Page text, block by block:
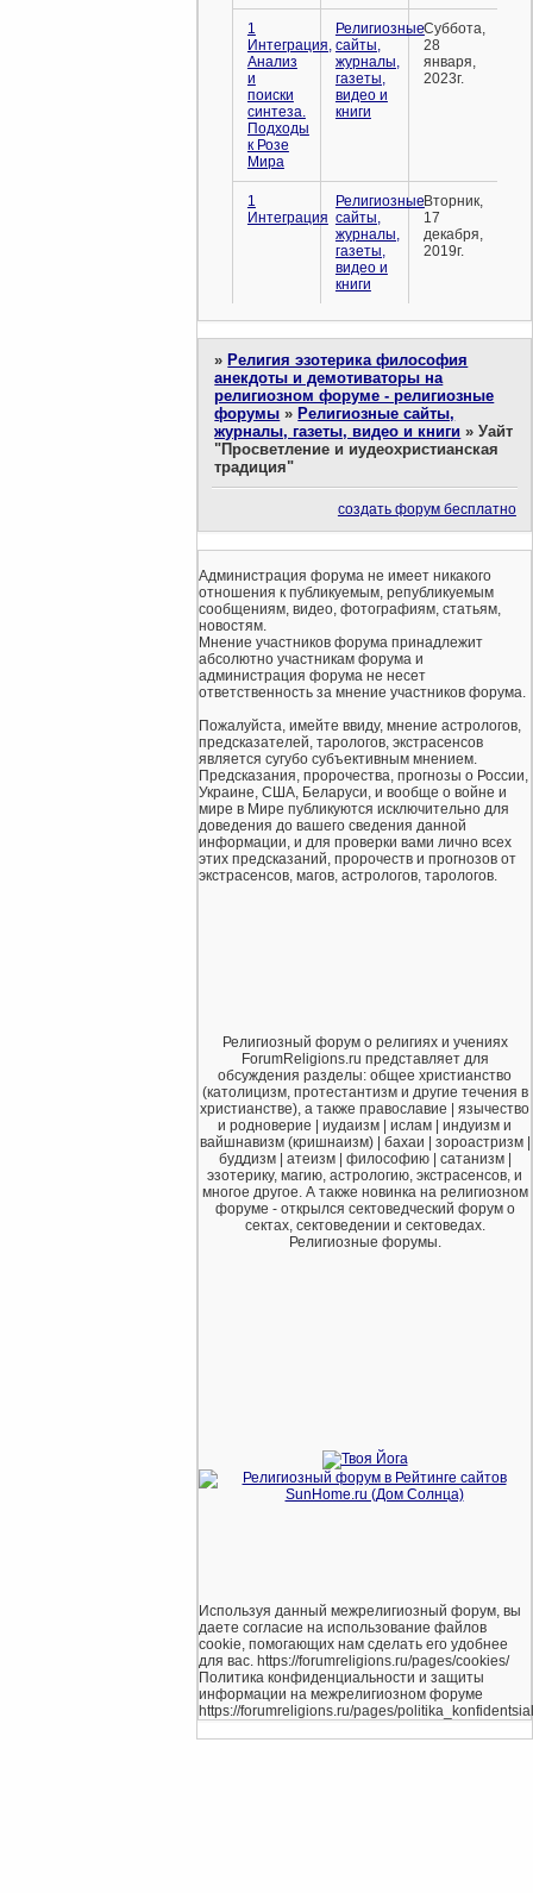
1
Интеграция,
Анализ
и
поиски
синтеза.
Подходы
к Розе
Мира
Религиозные
сайты,
журналы,
газеты,
видео и
книги
Суббота,
28
января,
2023г.
1
Интеграция
Религиозные
сайты,
журналы,
газеты,
видео и
книги
Вторник,
17
декабря,
2019г.
» Религия эзотерика философия
анекдоты и демотиваторы на
религиозном форуме - религиозные
форумы » Религиозные сайты,
журналы, газеты, видео и книги »Уайт
"Просветление и иудеохристианская
традиция"
создать форум бесплатно
Администрация форума не имеет никакого
отношения к публикуемым, републикуемым
сообщениям, видео, фотографиям, статьям,
новостям.
Мнение участников форума принадлежит
абсолютно участникам форума и
администрация форума не несет
ответственность за мнение участников форума.
Пожалуйста, имейте ввиду, мнение астрологов,
предсказателей, тарологов, экстрасенсов
является сугубо субъективным мнением.
Предсказания, пророчества, прогнозы о России,
Украине, США, Беларуси, и вообще о войне и
мире в Мире публикуются исключительно для
доведения до вашего сведения данной
информации, и для проверки вами лично всех
этих предсказаний, пророчеств и прогнозов от
экстрасенсов, магов, астрологов, тарологов.
Религиозный форум о религиях и учениях
ForumReligions.ru представляет для
обсуждения разделы: общее христианство
(католицизм, протестантизм и другие течения в
христианстве), а также православие | язычество
и родноверие | иудаизм | ислам | индуизм и
вайшнавизм (кришнаизм) | бахаи | зороастризм |
буддизм | атеизм | философию | сатанизм |
эзотерику, магию, астрологию, экстрасенсов, и
многое другое. А также новинка на религиозном
форуме - открылся сектоведческий форум о
сектах, сектоведении и сектоведах.
Религиозные форумы.
Используя данный межрелигиозный форум, вы
даете согласие на использование файлов
cookie, помогающих нам сделать его удобнее
для вас. https://forumreligions.ru/pages/cookies/
Политика конфиденциальности и защиты
информации на межрелигиозном форуме
https://forumreligions.ru/pages/